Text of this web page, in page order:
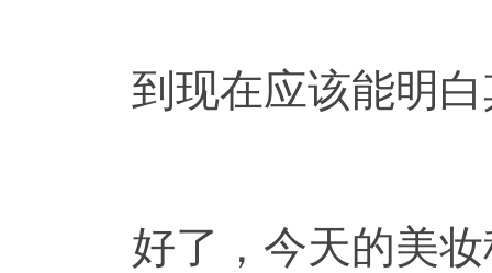
到现在应该能明
好了，今天的美